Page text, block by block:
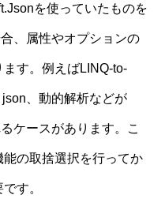
を使っていたものを
、属性やオプションの
す。例えばLINQ-to-
、動的解析などが
ケースがあります。こ
の取捨選択を行ってか
す。